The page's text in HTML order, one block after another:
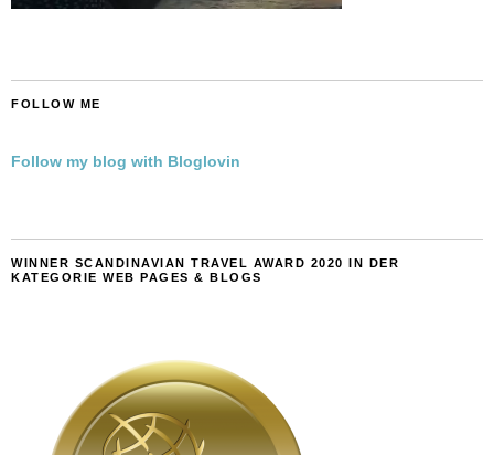
FOLLOW ME
Follow my blog with Bloglovin
WINNER SCANDINAVIAN TRAVEL AWARD 2020 IN DER
KATEGORIE WEB PAGES & BLOGS